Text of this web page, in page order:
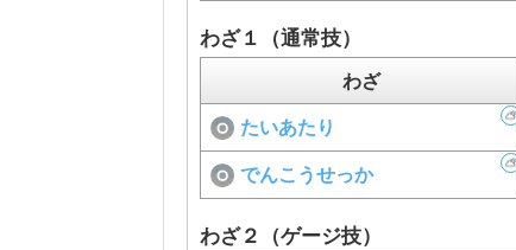
わざ１（通常技）
わざ
たいあたり
でんこうせっか
わざ２（ゲージ技）